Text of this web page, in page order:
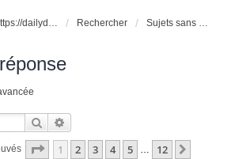
https://dailydigesthub.com Rechercher Sujets sans réponse
Rechercher
Page 1Sur
1 2 3 4 5 … 12